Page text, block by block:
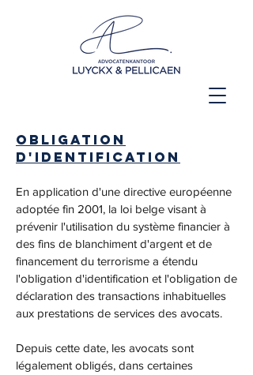
Obligation
d'identification
En application d'une directive européenne
adoptée fin 2001, la loi belge visant à
prévenir l'utilisation du système financier à
des fins de blanchiment d'argent et de
financement du terrorisme a étendu
l'obligation d'identification et l'obligation de
déclaration des transactions inhabituelles
aux prestations de services des avocats.
Depuis cette date, les avocats sont
légalement obligés, dans certaines